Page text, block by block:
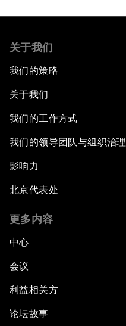
关于我们
我们的策略
关于我们
我们的工作方式
我们的领导团队与组织治理
影响力
北京代表处
更多内容
中心
会议
利益相关方
论坛故事